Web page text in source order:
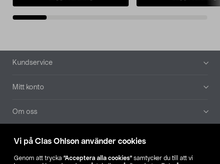
Vi på Clas Ohlson använder cookies
Genom att trycka ”Acceptera alla cookies” samtycker du till att vi
Sidfot
Kundservice
Mitt konto
Om oss
Aktuellt
Våra bolag